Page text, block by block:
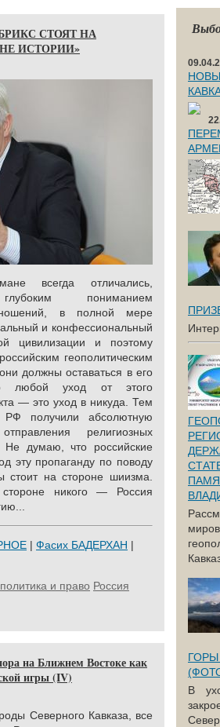
СТОЯТ НА
ИСТОРИИ»
всегда отличались,
пониманием
в полной мере
и конфессиональный
цивилизации и поэтому
геополитическим
должны оставаться в его
любой уход от этого
— это уход в никуда. Тем
получили абсолютную
религиозных
думаю, что российские
эту пропаганду по поводу
стоит на стороне шиизма.
никого — Россия
| Фасих БАДЕРХАН |
политика и право Россия
на Ближнем Востоке как
игры (IV)
Северного Кавказа, все
В